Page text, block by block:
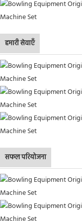
हमारी सेवाएँ
सफल परियोजना